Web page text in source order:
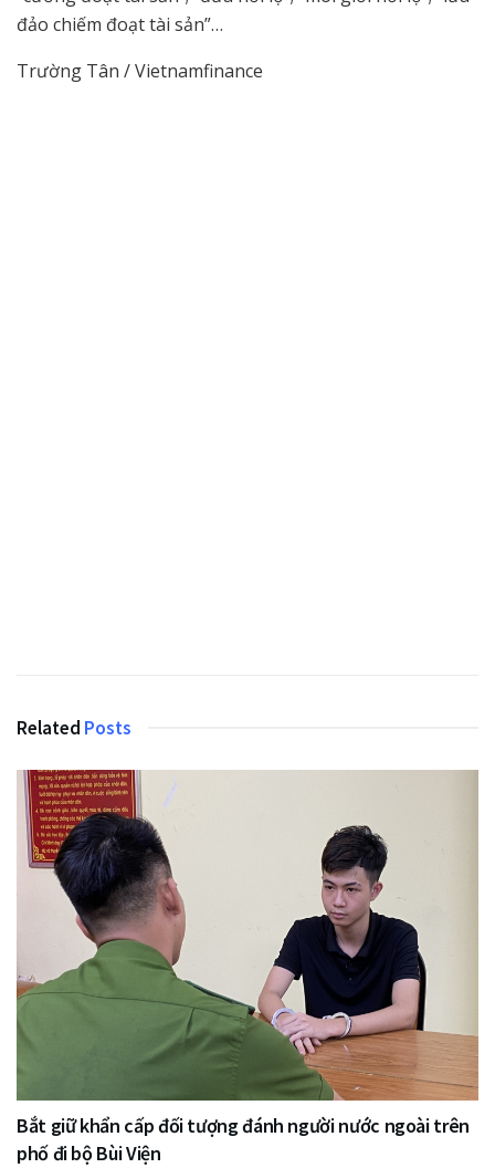
đảo chiếm đoạt tài sản”…
Trường Tân / Vietnamfinance
Related Posts
Bắt giữ khẩn cấp đối tượng đánh người nước ngoài trên
phố đi bộ Bùi Viện